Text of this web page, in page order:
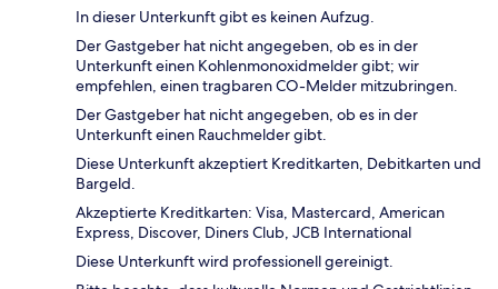
In dieser Unterkunft gibt es keinen Aufzug.
Der Gastgeber hat nicht angegeben, ob es in der
Unterkunft einen Kohlenmonoxidmelder gibt; wir
empfehlen, einen tragbaren CO-Melder mitzubringen.
Der Gastgeber hat nicht angegeben, ob es in der
Unterkunft einen Rauchmelder gibt.
Diese Unterkunft akzeptiert Kreditkarten, Debitkarten und
Bargeld.
Akzeptierte Kreditkarten: Visa, Mastercard, American
Express, Discover, Diners Club, JCB International
Diese Unterkunft wird professionell gereinigt.